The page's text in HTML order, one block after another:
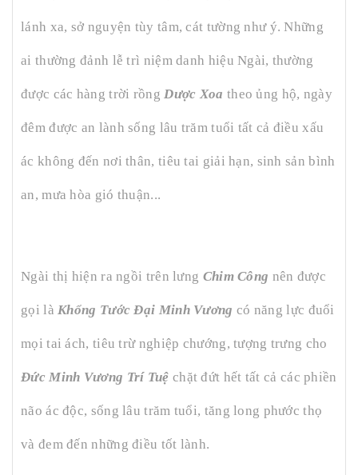
lánh xa, sở nguyện tùy tâm, cát tường như ý. Những
ai thường đảnh lễ trì niệm danh hiệu Ngài, thường
được các hàng trời rồngDược Xoa theo ủng hộ, ngày
đêm được an lành sống lâu trăm tuổi tất cả điều xấu
ác không đến nơi thân, tiêu tai giải hạn, sinh sản bình
an, mưa hòa gió thuận...
Ngài thị hiện ra ngồi trên lưng Chim Công nên được
gọi làKhổng Tước Đại Minh Vương có năng lực đuổi
mọi tai ách, tiêu trừ nghiệp chướng, tượng trưng cho
Đức Minh Vương Trí Tuệ chặt đứt hết tất cả các phiền
não ác độc, sống lâu trăm tuổi, tăng long phước thọ
và đem đến những điều tốt lành.